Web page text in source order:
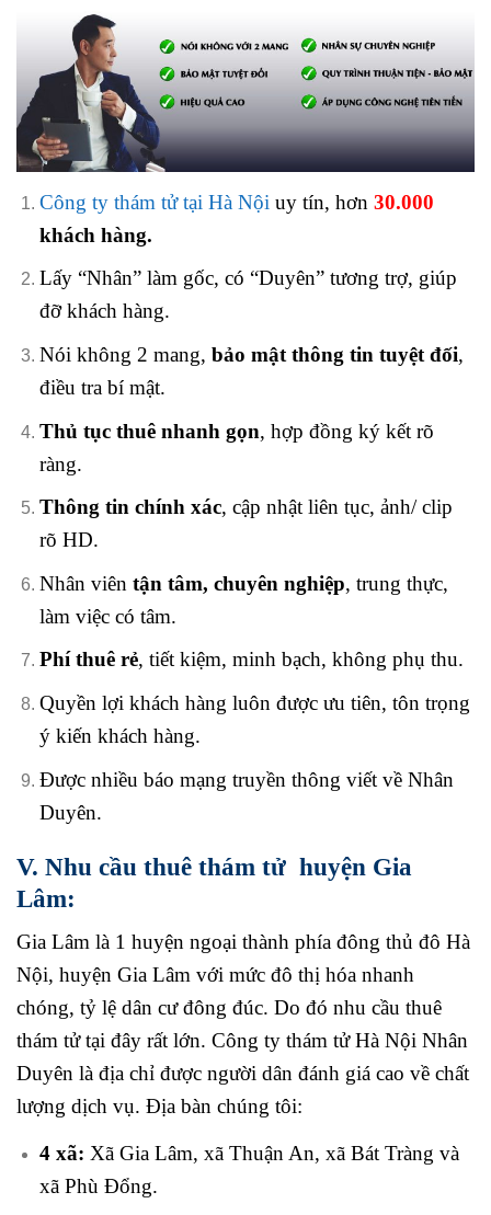
Công ty thám tử tại Hà Nội uy tín, hơn 30.000
khách hàng.
Lấy “Nhân” làm gốc, có “Duyên” tương trợ, giúp
đỡ khách hàng.
Nói không 2 mang, bảo mật thông tin tuyệt đối,
điều tra bí mật.
Thủ tục thuê nhanh gọn, hợp đồng ký kết rõ
ràng.
Thông tin chính xác, cập nhật liên tục, ảnh/ clip
rõ HD.
Nhân viên tận tâm, chuyên nghiệp, trung thực,
làm việc có tâm.
Phí thuê rẻ, tiết kiệm, minh bạch, không phụ thu.
Quyền lợi khách hàng luôn được ưu tiên, tôn trọng
ý kiến khách hàng.
Được nhiều báo mạng truyền thông viết về Nhân
Duyên.
V. Nhu cầu thuê thám tử huyện Gia
Lâm:
Gia Lâm là 1 huyện ngoại thành phía đông thủ đô Hà
Nội, huyện Gia Lâm với mức đô thị hóa nhanh
chóng, tỷ lệ dân cư đông đúc. Do đó nhu cầu thuê
thám tử tại đây rất lớn. Công ty thám tử Hà Nội Nhân
Duyên là địa chỉ được người dân đánh giá cao về chất
lượng dịch vụ. Địa bàn chúng tôi:
4 xã: Xã Gia Lâm, xã Thuận An, xã Bát Tràng và
xã Phù Đổng.